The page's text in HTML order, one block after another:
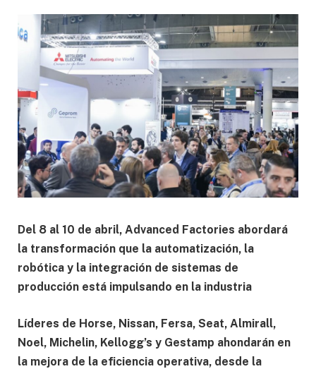
Del 8 al 10 de abril, Advanced Factories abordará
la transformación que la automatización, la
robótica y la integración de sistemas de
producción está impulsando en la industria
Líderes de Horse, Nissan, Fersa, Seat, Almirall,
Noel, Michelin, Kellogg’s y Gestamp ahondarán en
la mejora de la eficiencia operativa, desde la